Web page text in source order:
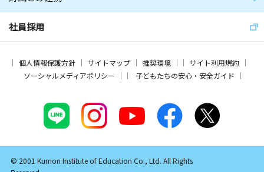
社員採用
個人情報保護方針 サイトマップ 推奨環境
サイト利用規約
ソーシャルメディアポリシー
子どもたちの安心・安全ガイド
© 2001 Kumon Institute of Education Co., Ltd. All Rights